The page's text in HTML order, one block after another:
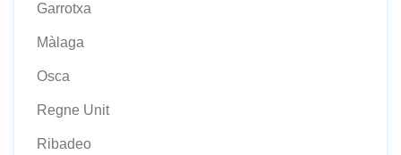
Garrotxa
Màlaga
Osca
Regne Unit
Ribadeo